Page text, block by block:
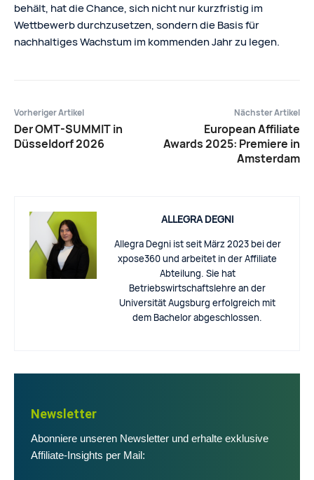
behält, hat die Chance, sich nicht nur kurzfristig im
Wettbewerb durchzusetzen, sondern die Basis für
nachhaltiges Wachstum im kommenden Jahr zu legen.
Vorheriger Artikel
Der OMT-SUMMIT in
Düsseldorf 2026
Nächster Artikel
European Affiliate
Awards 2025: Premiere in
Amsterdam
ALLEGRA DEGNI
Allegra Degni ist seit März 2023 bei der
xpose360 und arbeitet in der Affiliate
Abteilung. Sie hat
Betriebswirtschaftslehre an der
Universität Augsburg erfolgreich mit
dem Bachelor abgeschlossen.
Newsletter
Abonniere unseren Newsletter und erhalte exklusive
Affiliate-Insights per Mail: